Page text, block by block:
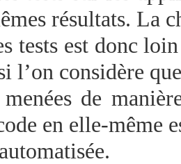
résultats. La
tests est donc
l’on considère
de
en elle-même